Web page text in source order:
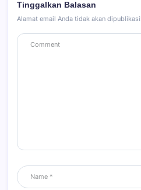
Tinggalkan Balasan
Alamat email Anda tidak akan